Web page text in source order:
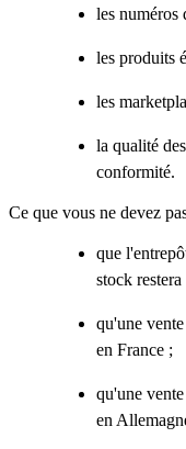
les numéros
les produits
les
la qualité
conformité.
Ce que vous ne devez
que
stock restera
qu'une
en France ;
qu'une
en